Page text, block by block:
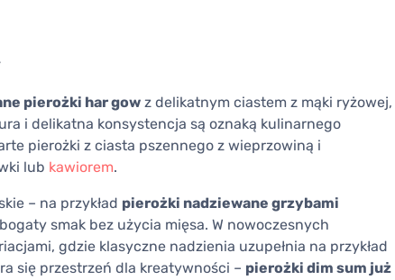
pierożki har gow z delikatnym ciastem z mąki ryżowej,
i delikatna konsystencja są oznaką kulinarnego
pierożki z ciasta pszennego z wieprzowiną i
lub kawiorem.
– na przykład pierożki nadziewane grzybami
smak bez użycia mięsa. W nowoczesnych
gdzie klasyczne nadzienia uzupełnia na przykład
się przestrzeń dla kreatywności – pierożki dim sum już